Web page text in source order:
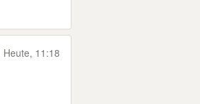
Heute, 11:18